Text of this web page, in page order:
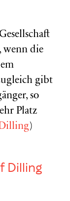
wenn die
gibt
so
Platz
)
Dilling